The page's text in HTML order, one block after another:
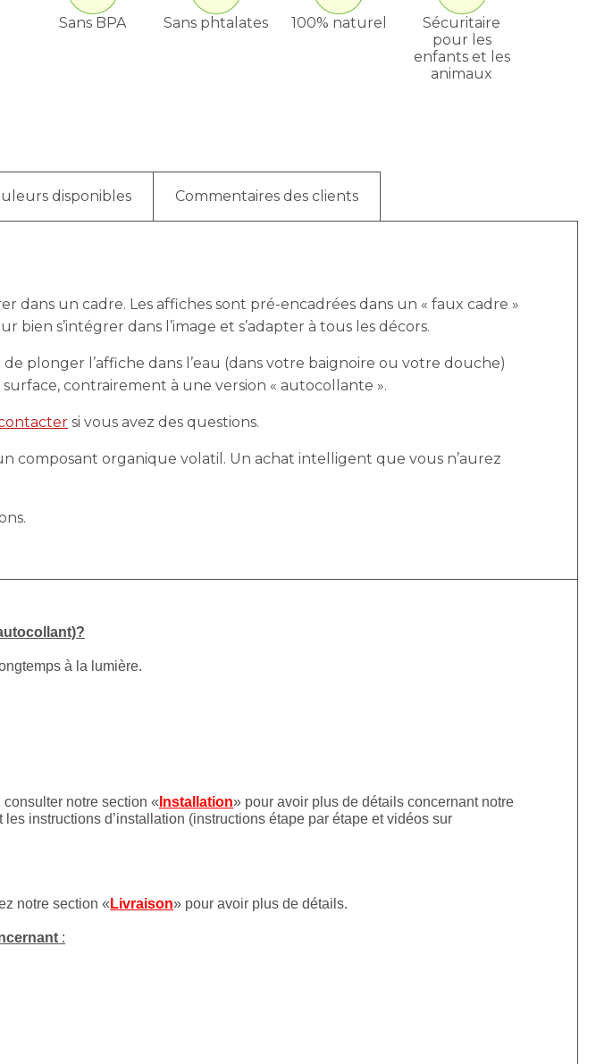
Sans BPA Sans phtalates 100% naturel
Sécuritaire
pour les
enfants et les
animaux
disponibles Commentaires des clients
dans un cadre. Les affiches sont pré-encadrées dans un « faux cadre »
s’intégrer dans l’image et s’adapter à tous les décors.
plonger l’affiche dans l’eau (dans votre baignoire ou votre douche)
contrairement à une version « autocollante ».
si vous avez des questions.
composant organique volatil. Un achat intelligent que vous n’aurez
à la lumière.
notre section « Installation» pour avoir plus de détails concernant notre
instructions d’installation (instructions étape par étape et vidéos sur
notre section « Livraison» pour avoir plus de détails.
: